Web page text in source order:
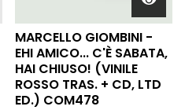
MARCELLO GIOMBINI -
EHI AMICO... C'È SABATA,
HAI CHIUSO! (VINILE
ROSSO TRAS. + CD, LTD
ED.) COM478